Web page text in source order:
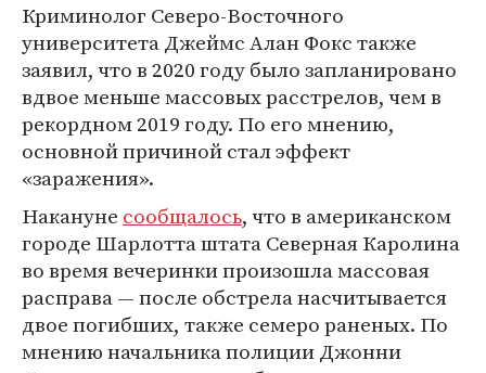
Криминолог Северо-Восточного
университета Джеймс Алан Фокс также
заявил, что в 2020 году было запланировано
вдвое меньше массовых расстрелов, чем в
рекордном 2019 году. По его мнению,
основной причиной стал эффект
«заражения».
Накануне сообщалось, что в американском
городе Шарлотта штата Северная Каролина
во время вечеринки произошла массовая
расправа — после обстрела насчитывается
двое погибших, также семеро раненых. По
мнению начальника полиции Джонни